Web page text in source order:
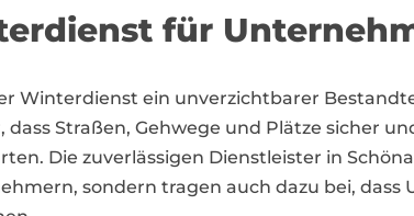
für
Winterdienst ein unverzichtbarer
Straßen, Gehwege und Plätze sicher
Die zuverlässigen Dienstleister in
sondern tragen auch dazu bei,